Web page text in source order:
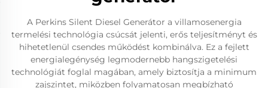
A Perkins Silent Diesel Generátor a villamosenergia
termelési technológia csúcsát jelenti, erős teljesítményt és
hihetetlenül csendes működést kombinálva. Ez a fejlett
energialegénység legmodernebb hangszigetelési
technológiát foglal magában, amely biztosítja a minimum
zajszintet, miközben folyamatosan megbízható